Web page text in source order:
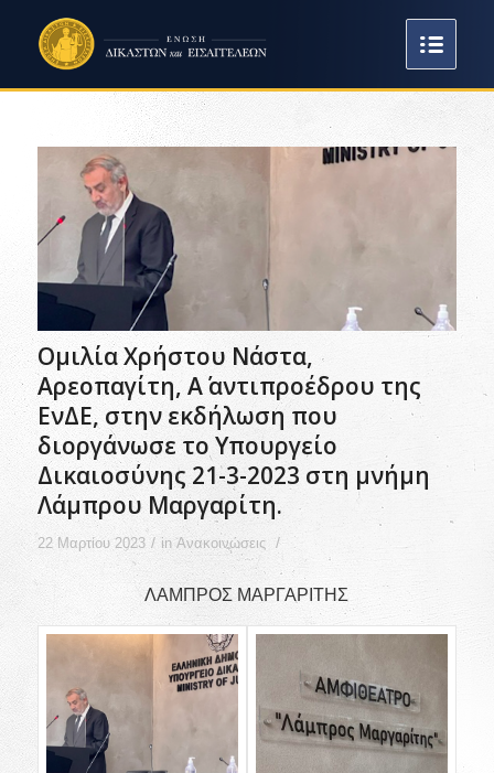
Ομιλία Χρήστου Νάστα,
Αρεοπαγίτη, Α΄ αντιπροέδρου της
ΕνΔΕ, στην εκδήλωση που
διοργάνωσε το Υπουργείο
Δικαιοσύνης 21-3-2023 στη μνήμη
Λάμπρου Μαργαρίτη.
22 Μαρτίου 2023 / inΑνακοινώσεις /
ΛΑΜΠΡΟΣ ΜΑΡΓΑΡΙΤΗΣ